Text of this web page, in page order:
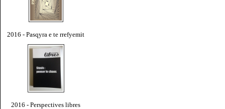
2016 - Pasqyra e te rrefyemit
2016 - Perspectives libres